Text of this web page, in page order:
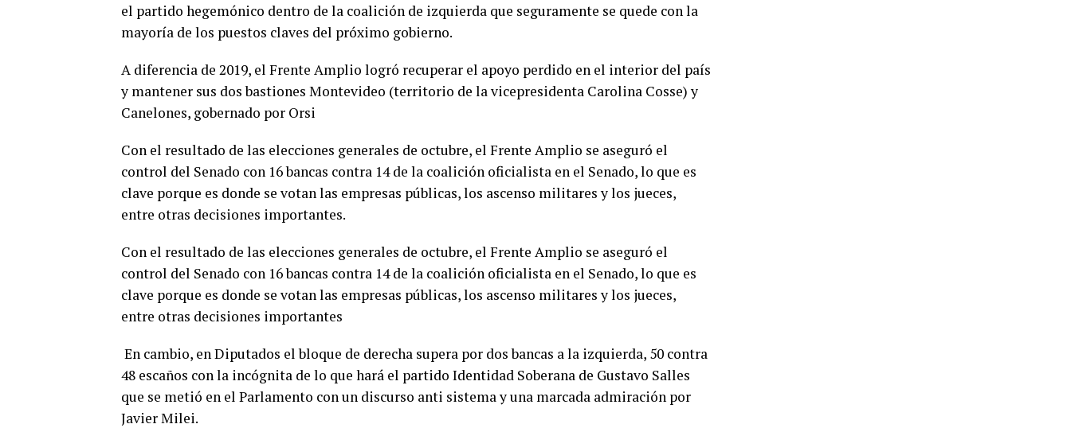
el partido hegemónico dentro de la coalición de izquierda que seguramente se quede con la
mayoría de los puestos claves del próximo gobierno.
A diferencia de 2019, el Frente Amplio logró recuperar el apoyo perdido en el interior del país
y mantener sus dos bastiones Montevideo (territorio de la vicepresidenta Carolina Cosse) y
Canelones, gobernado por Orsi
Con el resultado de las elecciones generales de octubre, el Frente Amplio se aseguró el
control del Senado con 16 bancas contra 14 de la coalición oficialista en el Senado, lo que es
clave porque es donde se votan las empresas públicas, los ascenso militares y los jueces,
entre otras decisiones importantes.
Con el resultado de las elecciones generales de octubre, el Frente Amplio se aseguró el
control del Senado con 16 bancas contra 14 de la coalición oficialista en el Senado, lo que es
clave porque es donde se votan las empresas públicas, los ascenso militares y los jueces,
entre otras decisiones importantes
En cambio, en Diputados el bloque de derecha supera por dos bancas a la izquierda, 50 contra
48 escaños con la incógnita de lo que hará el partido Identidad Soberana de Gustavo Salles
que se metió en el Parlamento con un discurso anti sistema y una marcada admiración por
Javier Milei.